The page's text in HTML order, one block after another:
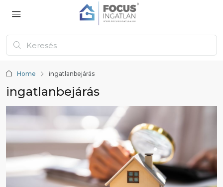
Home ingatlanbejárás
ingatlanbejárás